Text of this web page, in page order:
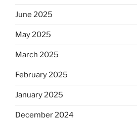
June 2025
May 2025
March 2025
February 2025
January 2025
December 2024